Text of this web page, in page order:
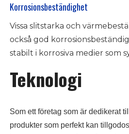
Korrosionsbeständighet
Vissa slitstarka och
också god
stabilt i korrosiva medier som
Teknologi
Som ett företag som är dedikerat
produkter som perfekt kan